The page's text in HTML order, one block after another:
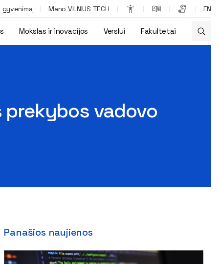
gyvenimą Mano VILNIUS TECH EN
Mokslas ir inovacijos Verslui Fakultetai
vieša paskaita
vadovo
Panašios naujienos